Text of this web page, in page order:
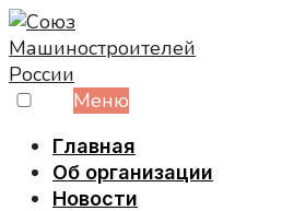
Skip
to
content
Меню
Главная
Об организации
Новости